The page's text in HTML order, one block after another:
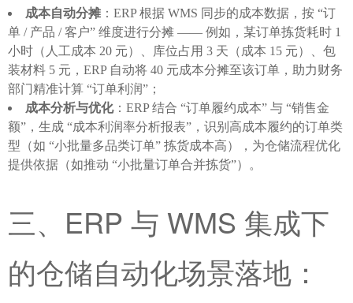
成本自动分摊 ：ERP 根据 WMS 同步的成本数据，按 “订
单 / 产品 / 客户” 维度进行分摊 —— 例如，某订单拣货耗时 1
小时（人工成本 20 元）、库位占用 3 天（成本 15 元）、包
装材料 5 元，ERP 自动将 40 元成本分摊至该订单，助力财务
部门精准计算 “订单利润”；
成本分析与优化：ERP 结合 “订单履约成本” 与 “销售金
额”，生成 “成本利润率分析报表”，识别高成本履约的订单类
型（如 “小批量多品类订单” 拣货成本高），为仓储流程优化
提供依据（如推动 “小批量订单合并拣货”）。
三、ERP 与 WMS 集成下
的仓储自动化场景落地：